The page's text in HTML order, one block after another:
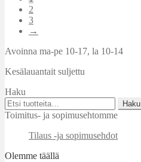
2
3
→
Avoinna ma-pe 10-17, la 10-14
Kesälauantait suljettu
Haku
Etsi:
Haku
Toimitus- ja sopimusehtomme
Tilaus -ja sopimusehdot
Olemme täällä